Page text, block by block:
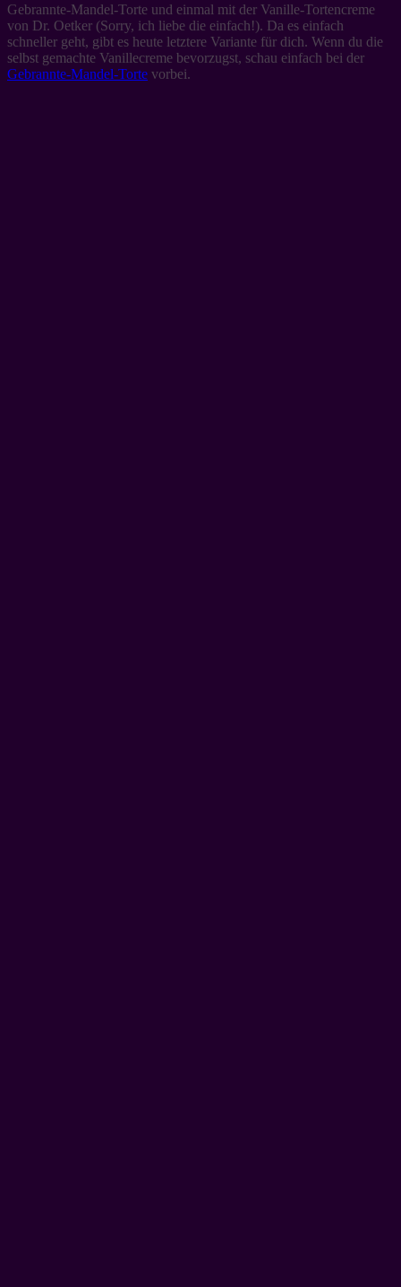
Gebrannte-Mandel-Torte und einmal mit der Vanille-Tortencreme
von Dr. Oetker (Sorry, ich liebe die einfach!). Da es einfach
schneller geht, gibt es heute letztere Variante für dich. Wenn du die
selbst gemachte Vanillecreme bevorzugst, schau einfach bei der
Gebrannte-Mandel-Torte vorbei.